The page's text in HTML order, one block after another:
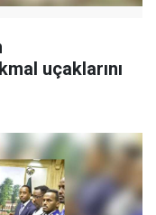
uçaklarını